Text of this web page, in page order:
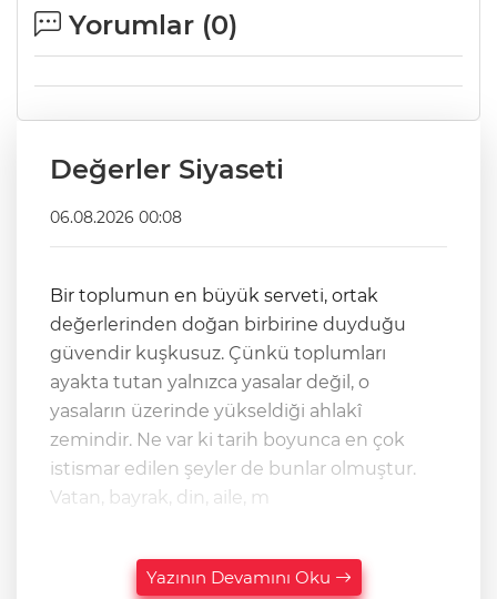
Yorumlar (0)
Değerler Siyaseti
06.08.2026 00:08
Bir toplumun en büyük serveti, ortak
değerlerinden doğan birbirine duyduğu
güvendir kuşkusuz. Çünkü toplumları
ayakta tutan yalnızca yasalar değil, o
yasaların üzerinde yükseldiği ahlakî
zemindir. Ne var ki tarih boyunca en çok
istismar edilen şeyler de bunlar olmuştur.
Vatan, bayrak, din, aile, m
Yazının Devamını Oku